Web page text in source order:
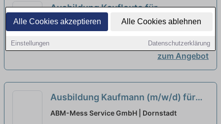
Alle Cookies akzeptieren Alle Cookies ablehnen
Einstellungen Datenschutzerklärung
Ausbildung Kaufleute für
Büromanagement (m/w/d) neu
RSU GmbH | St. Johann
zum Angebot
Ausbildung Kaufmann (m/w/d) für
Büromanagement ab 01.09.2026
ABM-Mess Service GmbH | Dornstadt